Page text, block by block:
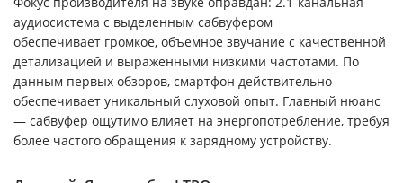
аудиосистема с выделенным сабвуфером
обеспечивает громкое, объемное звучание с качественной
детализацией и выраженными низкими частотами. По
данным первых обзоров, смартфон действительно
обеспечивает уникальный слуховой опыт. Главный нюанс
— сабвуфер ощутимо влияет на энергопотребление, требуя
более частого обращения к зарядному устройству.